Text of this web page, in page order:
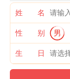
姓 名
性 别 男
生 日